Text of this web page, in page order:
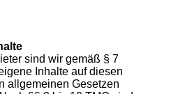
sind wir gemäß § 7
Inhalte auf diesen
allgemeinen Gesetzen